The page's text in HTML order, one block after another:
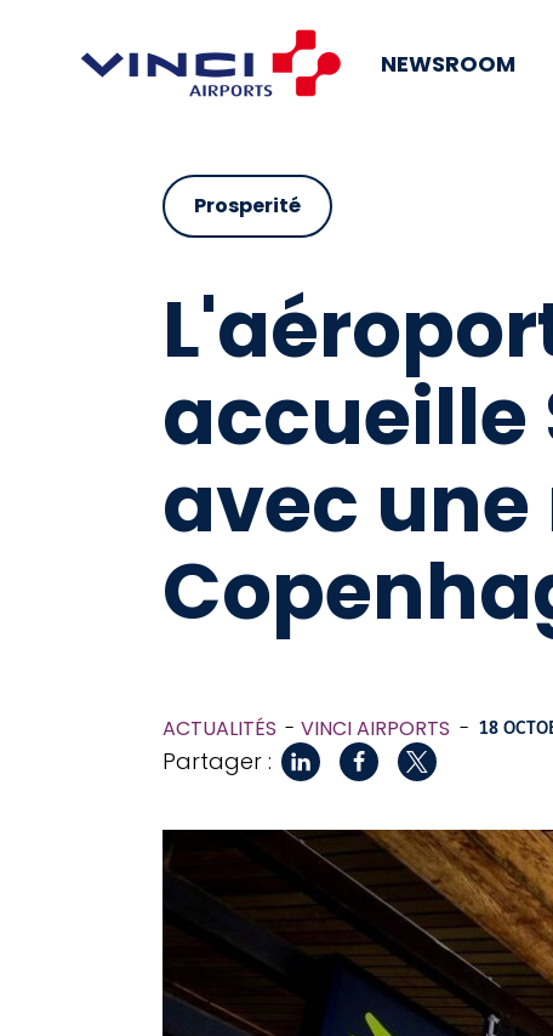
NEWSROOM
Prosperité
accueille
avec
ACTUALITÉS VINCI AIRPORTS - 18
Partager :